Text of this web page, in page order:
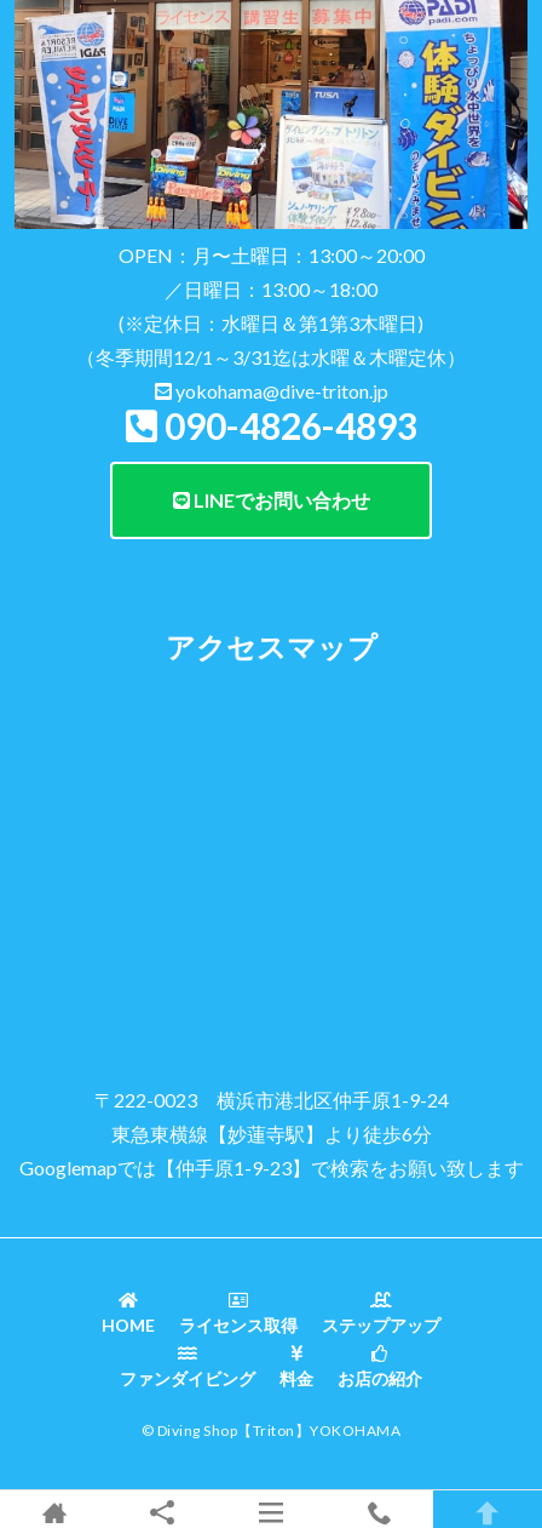
OPEN：月〜土曜日：13:00～20:00
／日曜日：13:00～18:00
(※定休日：水曜日＆第1第3木曜日)
（冬季期間12/1～3/31迄は水曜＆木曜定休）
yokohama@dive-triton.jp
090-4826-4893
LINEでお問い合わせ
アクセスマップ
〒222-0023 横浜市港北区仲手原1-9-24
東急東横線【妙蓮寺駅】より徒歩6分
Googlemapでは【仲手原1-9-23】で検索をお願い致します
HOME ライセンス取得 ステップアップ
ファンダイビング 料金 お店の紹介
© Diving Shop 【Triton】YOKOHAMA